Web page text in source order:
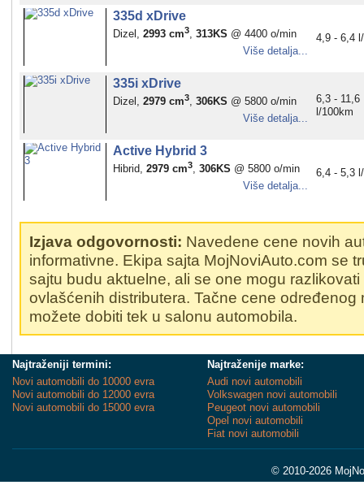
335d xDrive
Dizel, 2993 cm3, 313KS @ 4400 o/min
Više detalja...
4,9 - 6,4
335i xDrive
Dizel, 2979 cm3, 306KS @ 5800 o/min
Više detalja...
6,3 - 11,6
l/100km
Active Hybrid 3
Hibrid, 2979 cm3, 306KS @ 5800 o/min
Više detalja...
6,4 - 5,3
Izjava odgovornosti: Navedene cene novih
informativne. Ekipa sajta MojNoviAuto.com se
sajtu budu aktuelne, ali se one mogu
ovlašćenih distributera. Tačne cene određenog
možete dobiti tek u salonu automobila.
Najtraženiji termini:
Novi automobili do 10000 evra
Novi automobili do 12000 evra
Novi automobili do 15000 evra
Najtraženije marke:
Audi novi automobili
Volkswagen novi automobili
Peugeot novi automobili
Opel novi automobili
Fiat novi automobili
© 2010-2026